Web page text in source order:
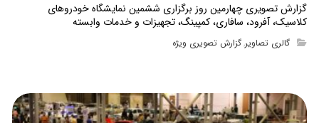
گزارش تصویری چهارمین روز برگزاری ششمین نمایشگاه خودروهای
کلاسیک، آفرود، سافاری، کمپینگ، تجهیزات و خدمات وابسته
گالری تصاویر,گزارش تصویری ویژه